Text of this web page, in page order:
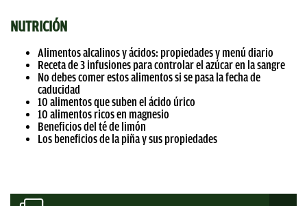
NUTRICIÓN
Alimentos alcalinos y ácidos: propiedades y menú diario
Receta de 3 infusiones para controlar el azúcar en la sangre
No debes comer estos alimentos si se pasa la fecha de
caducidad
10 alimentos que suben el ácido úrico
10 alimentos ricos en magnesio
Beneficios del té de limón
Los beneficios de la piña y sus propiedades